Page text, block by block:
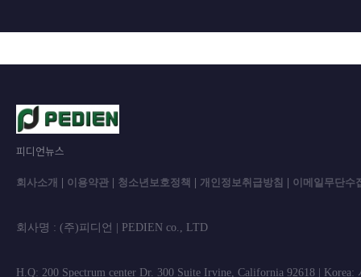
피디언뉴스
회사소개 이용약관 청소년보호정책 개인정보취급방침 이메일무단수
회사명 : (주)피디언 | PEDIEN co.,
H.Q: 200 Spectrum center Dr. 300 Suite Irvine, California 92618 | Korea: